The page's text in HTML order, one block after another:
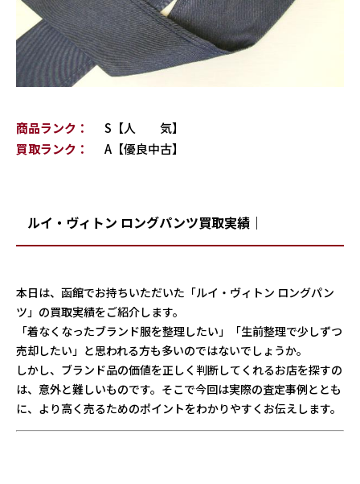
商品ランク：
S【人 気】
買取ランク：
A【優良中古】
ルイ・ヴィトン ロングパンツ買取実績｜
本日は、函館でお持ちいただいた「ルイ・ヴィトン ロングパン
ツ」の買取実績をご紹介します。
「着なくなったブランド服を整理したい」「生前整理で少しずつ
売却したい」と思われる方も多いのではないでしょうか。
しかし、ブランド品の価値を正しく判断してくれるお店を探すの
は、意外と難しいものです。そこで今回は実際の査定事例ととも
に、より高く売るためのポイントをわかりやすくお伝えします。